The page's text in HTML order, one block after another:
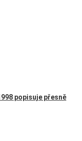
popisuje přesně